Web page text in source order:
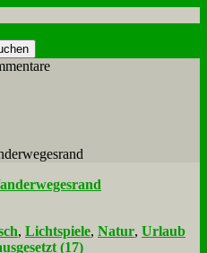
, Lichtspiele, Natur, Urlaub
(17)